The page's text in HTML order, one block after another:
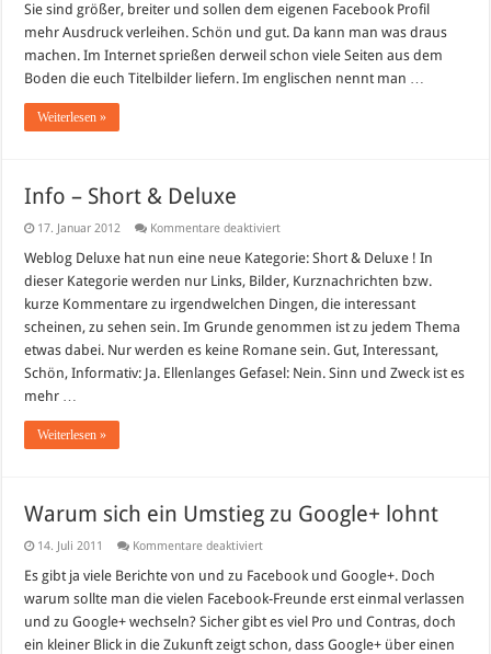
Sie sind größer, breiter und sollen dem eigenen Facebook Profil
mehr Ausdruck verleihen. Schön und gut. Da kann man was draus
machen. Im Internet sprießen derweil schon viele Seiten aus dem
Boden die euch Titelbilder liefern. Im englischen nennt man …
Weiterlesen »
Info – Short & Deluxe
17. Januar 2012 Kommentare deaktiviertfür
–
Short
&
Deluxe
Weblog Deluxe hat nun eine neue Kategorie: Short & Deluxe ! In
dieser Kategorie werden nur Links, Bilder, Kurznachrichten bzw.
kurze Kommentare zu irgendwelchen Dingen, die interessant
scheinen, zu sehen sein. Im Grunde genommen ist zu jedem Thema
etwas dabei. Nur werden es keine Romane sein. Gut, Interessant,
Schön, Informativ: Ja. Ellenlanges Gefasel: Nein. Sinn und Zweck ist es
mehr …
Weiterlesen »
Warum sich ein Umstieg zu Google+ lohnt
14. Juli 2011 Kommentare deaktiviertfür
sich
Umstieg
zu
Google+
lohnt
Es gibt ja viele Berichte von und zu Facebook und Google+. Doch
warum sollte man die vielen Facebook-Freunde erst einmal verlassen
und zu Google+ wechseln? Sicher gibt es viel Pro und Contras, doch
ein kleiner Blick in die Zukunft zeigt schon, dass Google+ über einen